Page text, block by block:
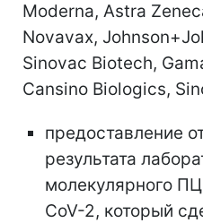
Moderna, Astra
Novavax,
Sinovac Biotech,
Cansino Biologics,
предоставление
результата
молекулярного
CoV-2, который